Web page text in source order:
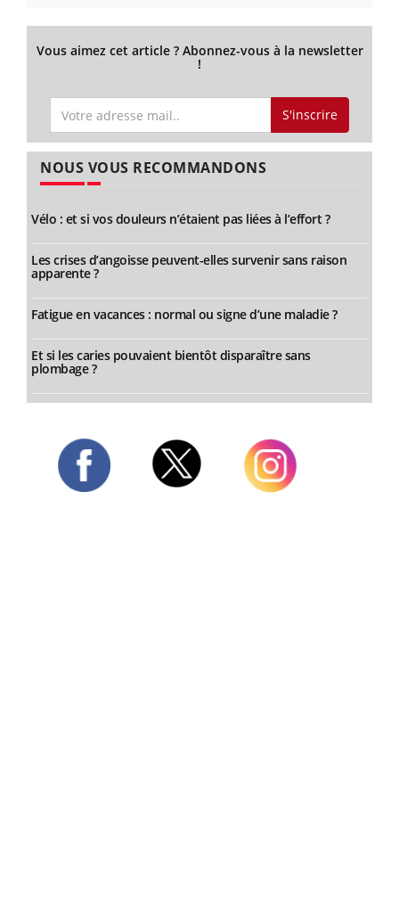
Vous aimez cet article ? Abonnez-vous à la newsletter
!
S'inscrire
NOUS VOUS RECOMMANDONS
Vélo : et si vos douleurs n’étaient pas liées à l’effort ?
Les crises d’angoisse peuvent-elles survenir sans raison
apparente ?
Fatigue en vacances : normal ou signe d’une maladie ?
Et si les caries pouvaient bientôt disparaître sans
plombage ?